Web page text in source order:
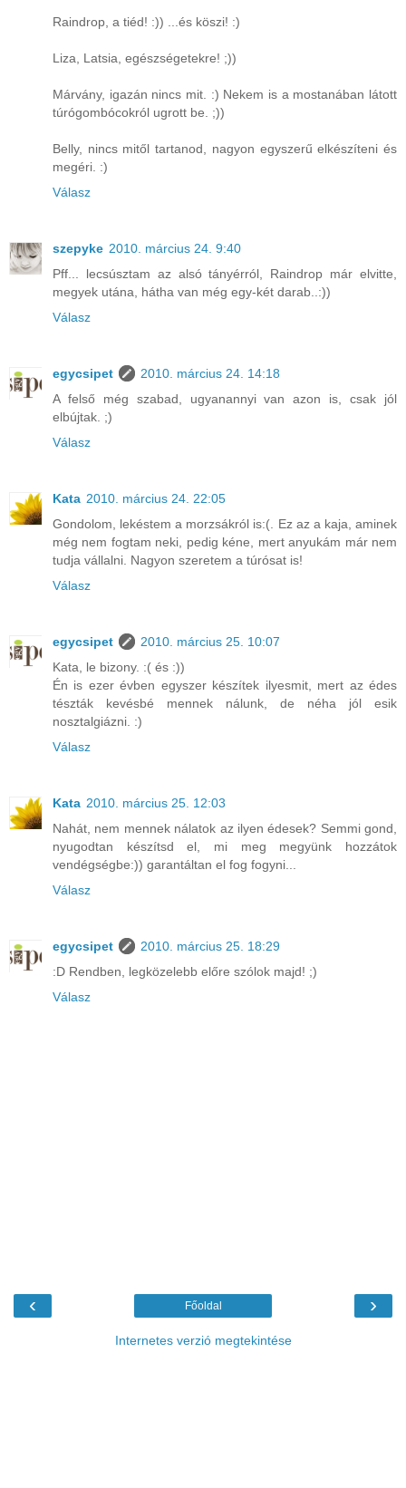
Raindrop, a tiéd! :)) ...és köszi! :)
Liza, Latsia, egészségetekre! ;))
Márvány, igazán nincs mit. :) Nekem is a mostanában látott
túrógombócokról ugrott be. ;))
Belly, nincs mitől tartanod, nagyon egyszerű elkészíteni és
megéri. :)
Válasz
szepyke 2010. március 24. 9:40
Pff... lecsúsztam az alsó tányérról, Raindrop már elvitte,
megyek utána, hátha van még egy-két darab..:))
Válasz
egycsipet
2010. március 24. 14:18
A felső még szabad, ugyanannyi van azon is, csak jól
elbújtak. ;)
Válasz
Kata 2010. március 24. 22:05
Gondolom, lekéstem a morzsákról is:(. Ez az a kaja, aminek
még nem fogtam neki, pedig kéne, mert anyukám már nem
tudja vállalni. Nagyon szeretem a túrósat is!
Válasz
egycsipet
2010. március 25. 10:07
Kata, le bizony. :( és :))
Én is ezer évben egyszer készítek ilyesmit, mert az édes
tészták kevésbé mennek nálunk, de néha jól esik
nosztalgiázni. :)
Válasz
Kata 2010. március 25. 12:03
Nahát, nem mennek nálatok az ilyen édesek? Semmi gond,
nyugodtan készítsd el, mi meg megyünk hozzátok
vendégségbe:)) garantáltan el fog fogyni...
Válasz
egycsipet
2010. március 25. 18:29
:D Rendben, legközelebb előre szólok majd! ;)
Válasz
‹ ›
Főoldal
Internetes verzió megtekintése